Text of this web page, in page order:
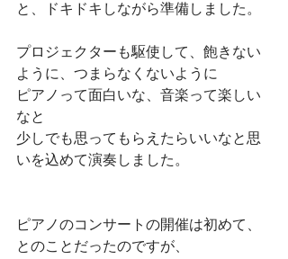
と、ドキドキしながら準備しました。
プロジェクターも駆使して、飽きない
ように、つまらなくないように
ピアノって面白いな、音楽って楽しい
なと
少しでも思ってもらえたらいいなと思
いを込めて演奏しました。
ピアノのコンサートの開催は初めて、
とのことだったのですが、